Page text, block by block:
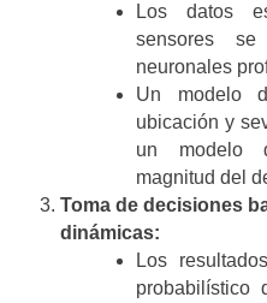
Los datos
sensores se
neuronales
Un modelo
ubicación y
un modelo
magnitud del
Toma de decisiones
dinámicas:
Los
probabilístico